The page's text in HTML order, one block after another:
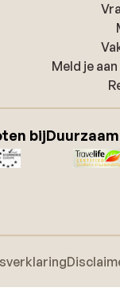
Meld je
bij